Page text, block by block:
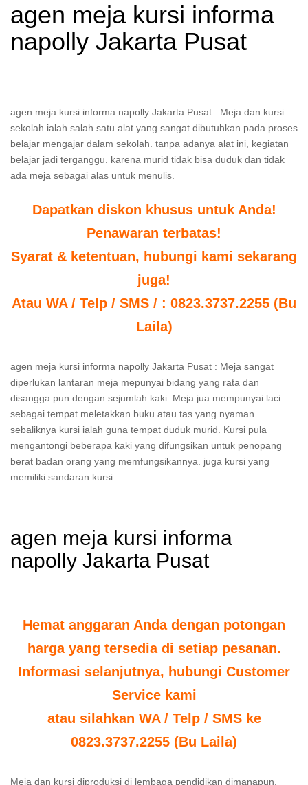
agen meja kursi informa
napolly Jakarta Pusat
agen meja kursi informa napolly Jakarta Pusat : Meja dan kursi
sekolah ialah salah satu alat yang sangat dibutuhkan pada proses
belajar mengajar dalam sekolah. tanpa adanya alat ini, kegiatan
belajar jadi terganggu. karena murid tidak bisa duduk dan tidak
ada meja sebagai alas untuk menulis.
Dapatkan diskon khusus untuk Anda!
Penawaran terbatas!
Syarat & ketentuan, hubungi kami sekarang
juga!
Atau WA / Telp / SMS / : 0823.3737.2255 (Bu
Laila)
agen meja kursi informa napolly Jakarta Pusat : Meja sangat
diperlukan lantaran meja mepunyai bidang yang rata dan
disangga pun dengan sejumlah kaki. Meja jua mempunyai laci
sebagai tempat meletakkan buku atau tas yang nyaman.
sebaliknya kursi ialah guna tempat duduk murid. Kursi pula
mengantongi beberapa kaki yang difungsikan untuk penopang
berat badan orang yang memfungsikannya. juga kursi yang
memiliki sandaran kursi.
agen meja kursi informa
napolly Jakarta Pusat
Hemat anggaran Anda dengan potongan
harga yang tersedia di setiap pesanan.
Informasi selanjutnya, hubungi Customer
Service kami
atau silahkan WA / Telp / SMS ke
0823.3737.2255 (Bu Laila)
Meja dan kursi diproduksi di lembaga pendidikan dimanapun.